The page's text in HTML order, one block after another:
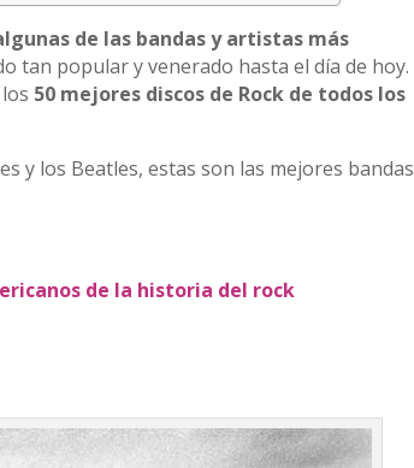
de las bandas y artistas más
tan popular y venerado hasta el día de hoy.
50 mejores discos de Rock de todos los
y los Beatles, estas son las mejores bandas
de la historia del rock